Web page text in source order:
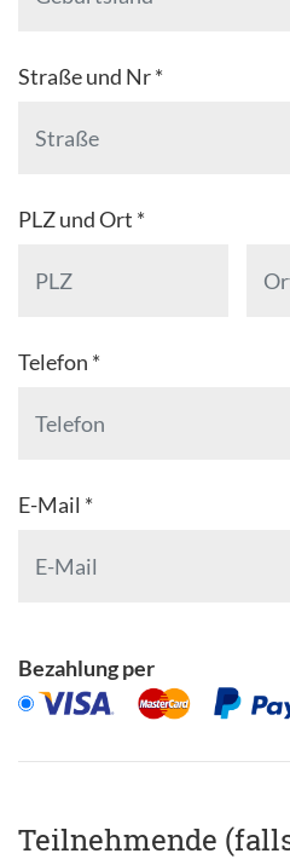
Straße und Nr *
PLZ und Ort *
Telefon *
E-Mail *
Bezahlung per
Teilnehmende